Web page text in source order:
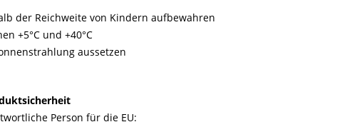
der Reichweite von Kindern aufbewahren
+5°C und +40°C
aussetzen
Person für die EU: